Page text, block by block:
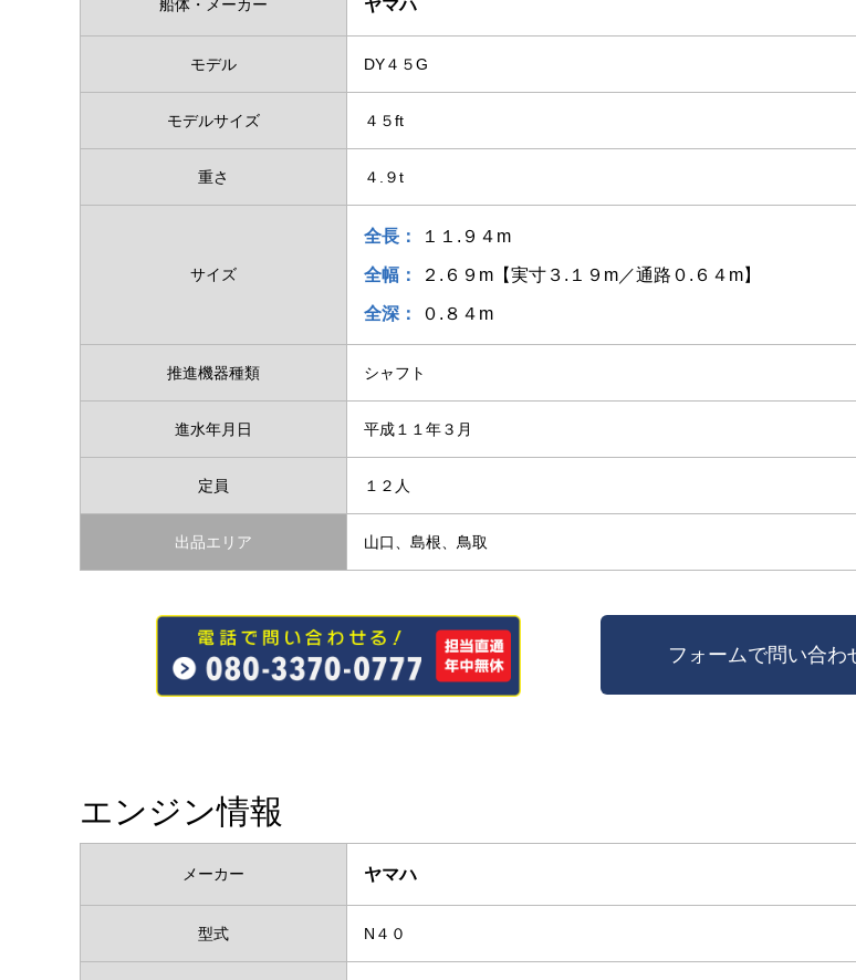
船体・メーカー ヤマハ
モデル DY４５G
モデルサイズ ４５ft
重さ ４.９t
サイズ
全長： １１.９４m
全幅： ２.６９m【実寸３.１９m／通路０.６４m】
全深： ０.８４m
推進機器種類 シャフト
進水年月日 平成１１年３月
定員 １２人
出品エリア 山口、島根、鳥取
エンジン情報
メーカー ヤマハ
型式 N４０